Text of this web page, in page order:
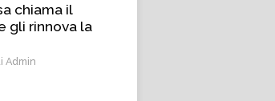
chiama il
gli rinnova la
Admin